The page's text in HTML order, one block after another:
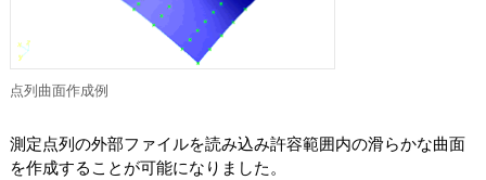
点列曲面作成例
測定点列の外部ファイルを読み込み許容範囲内の滑らかな曲面
を作成することが可能になりました。